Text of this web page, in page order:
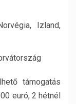
Izland,
támogatás
euró, 2 hétnél